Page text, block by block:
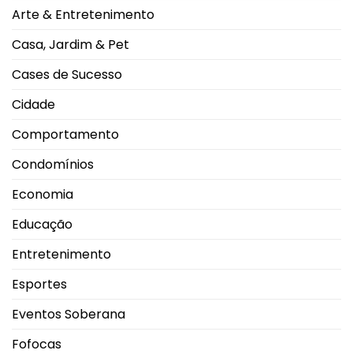
mais
quentes
e
nas
de
exibição
Arte & Entretenimento
Casa, Jardim & Pet
Cases de Sucesso
Cidade
Comportamento
Condomínios
Economia
Educação
Entretenimento
Esportes
Eventos Soberana
Fofocas